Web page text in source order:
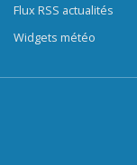
Flux RSS actualités
Widgets météo